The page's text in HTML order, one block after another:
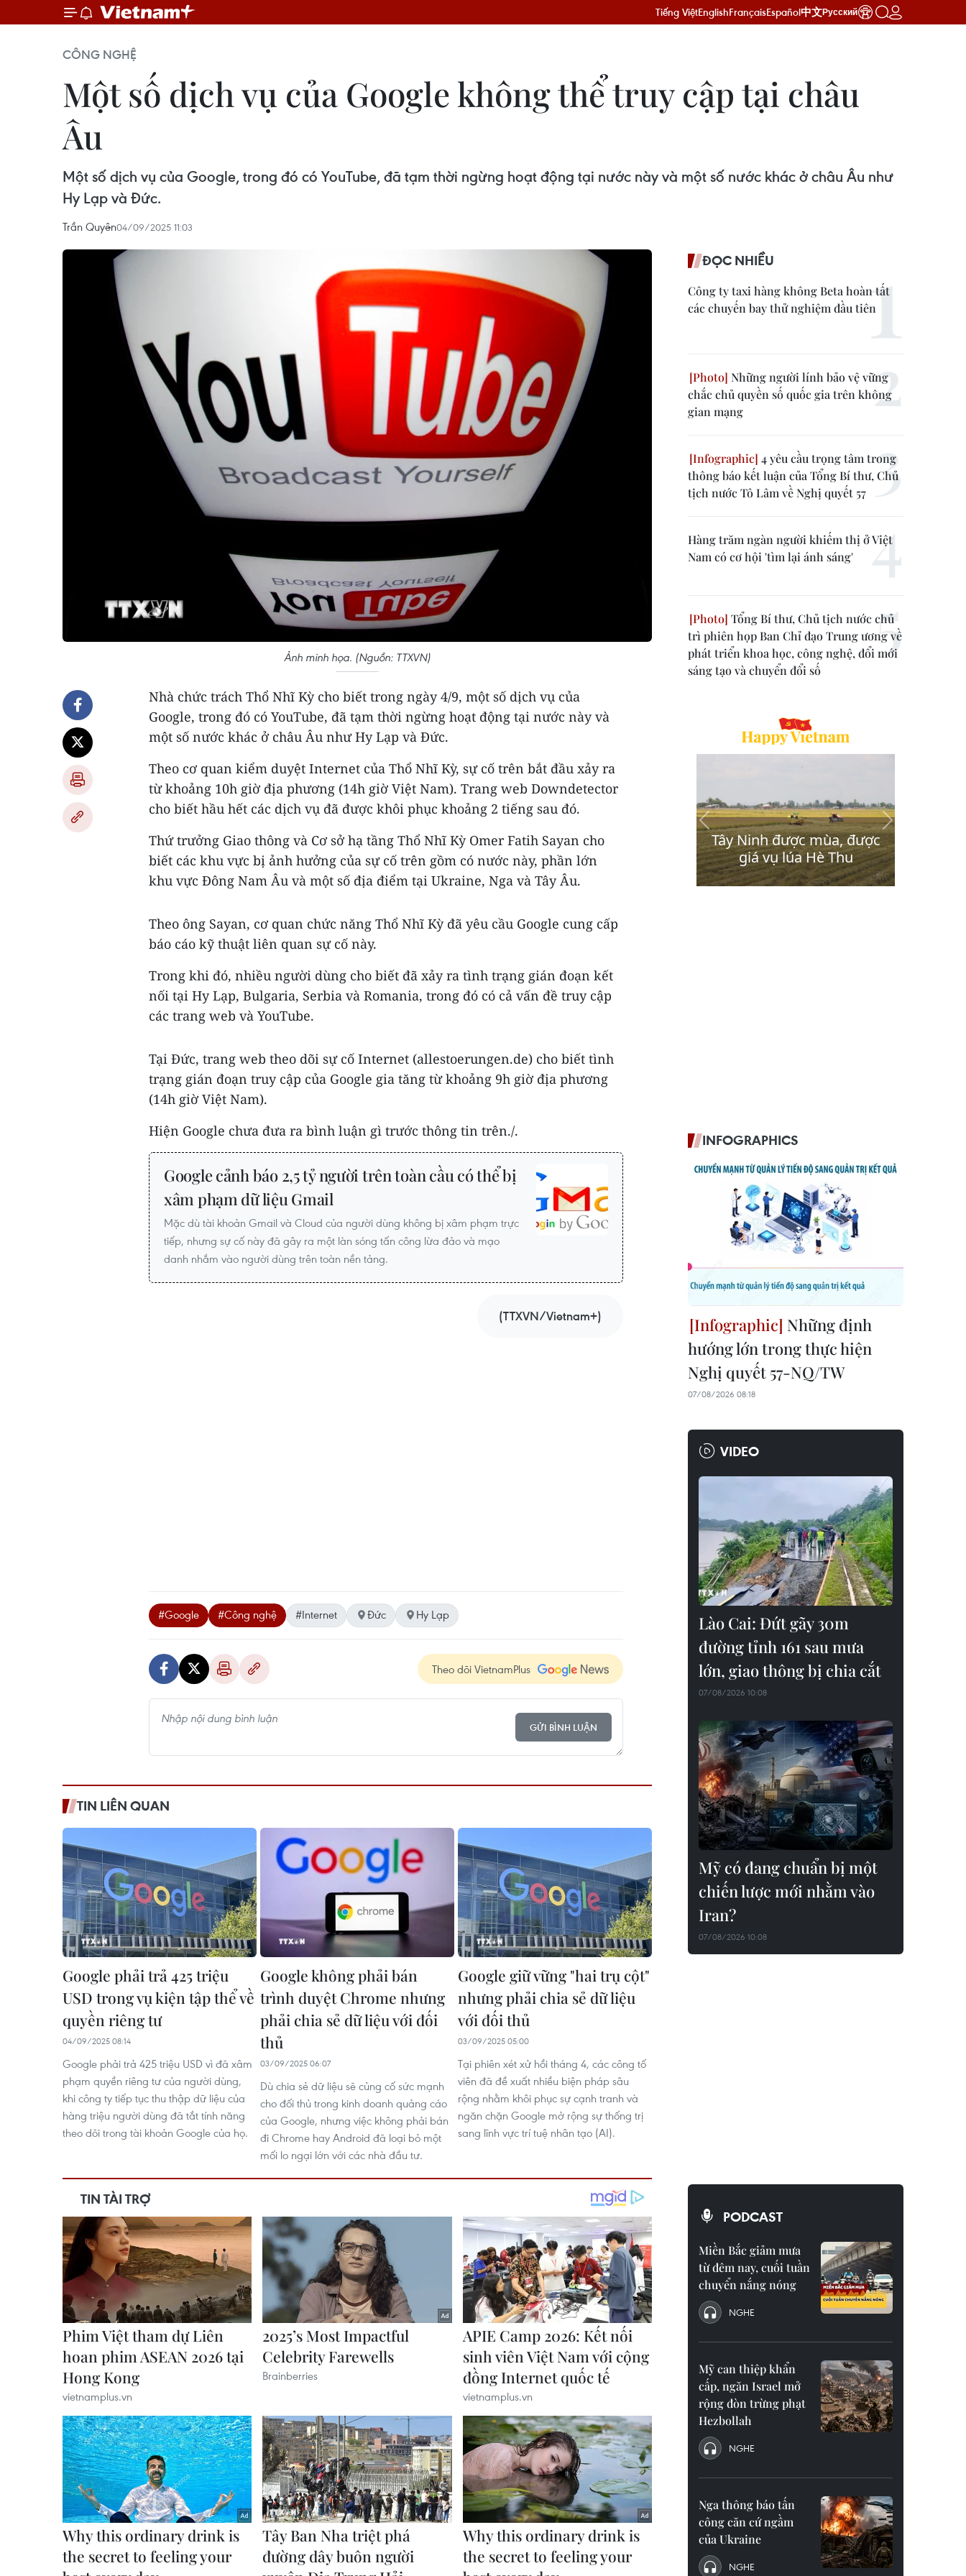
Tiếng ViệtEnglishFrançaisEspañol中文Русский
CÔNG NGHỆ
Một số dịch vụ của Google không thể truy cập tại châu
Âu
Một số dịch vụ của Google, trong đó có YouTube, đã tạm thời ngừng hoạt động tại nước này và một số nước khác ở châu Âu như
Hy Lạp và Đức.
Trần Quyên04/09/2025 11:03
Ảnh minh họa. (Nguồn: TTXVN)
Nhà chức trách Thổ Nhĩ Kỳ cho biết trong ngày 4/9, một số dịch vụ của
Google, trong đó có YouTube, đã tạm thời ngừng hoạt động tại nước này và
một số nước khác ở châu Âu như Hy Lạp và Đức.
Theo cơ quan kiểm duyệt Internet của Thổ Nhĩ Kỳ, sự cố trên bắt đầu xảy ra
từ khoảng 10h giờ địa phương (14h giờ Việt Nam). Trang web Downdetector
cho biết hầu hết các dịch vụ đã được khôi phục khoảng 2 tiếng sau đó.
Thứ trưởng Giao thông và Cơ sở hạ tầng Thổ Nhĩ Kỳ Omer Fatih Sayan cho
biết các khu vực bị ảnh hưởng của sự cố trên gồm có nước này, phần lớn
khu vực Đông Nam Âu và một số địa điểm tại Ukraine, Nga và Tây Âu.
Theo ông Sayan, cơ quan chức năng Thổ Nhĩ Kỳ đã yêu cầu Google cung cấp
báo cáo kỹ thuật liên quan sự cố này.
Trong khi đó, nhiều người dùng cho biết đã xảy ra tình trạng gián đoạn kết
nối tại Hy Lạp, Bulgaria, Serbia và Romania, trong đó có cả vấn đề truy cập
các trang web và YouTube.
Tại Đức, trang web theo dõi sự cố Internet (allestoerungen.de) cho biết tình
trạng gián đoạn truy cập của Google gia tăng từ khoảng 9h giờ địa phương
(14h giờ Việt Nam).
Hiện Google chưa đưa ra bình luận gì trước thông tin trên./.
Google cảnh báo 2,5 tỷ người trên toàn cầu có thể bị
xâm phạm dữ liệu Gmail
Mặc dù tài khoản Gmail và Cloud của người dùng không bị xâm phạm trực
tiếp, nhưng sự cố này đã gây ra một làn sóng tấn công lừa đảo và mạo
danh nhắm vào người dùng trên toàn nền tảng.
(TTXVN/Vietnam+)
#Google #Công nghệ #Internet Đức Hy Lạp
Theo dõi VietnamPlus
GỬI BÌNH LUẬN
TIN LIÊN QUAN
Google phải trả 425 triệu
USD trong vụ kiện tập thể về
quyền riêng tư
04/09/2025 08:14
Google phải trả 425 triệu USD vì đã xâm
phạm quyền riêng tư của người dùng,
khi công ty tiếp tục thu thập dữ liệu của
hàng triệu người dùng đã tắt tính năng
theo dõi trong tài khoản Google của họ.
Google không phải bán
trình duyệt Chrome nhưng
phải chia sẻ dữ liệu với đối
thủ
03/09/2025 06:07
Dù chia sẻ dữ liệu sẽ củng cố sức mạnh
cho đối thủ trong kinh doanh quảng cáo
của Google, nhưng việc không phải bán
đi Chrome hay Android đã loại bỏ một
mối lo ngại lớn với các nhà đầu tư.
Google giữ vững "hai trụ cột"
nhưng phải chia sẻ dữ liệu
với đối thủ
03/09/2025 05:00
Tại phiên xét xử hồi tháng 4, các công tố
viên đã đề xuất nhiều biện pháp sâu
rộng nhằm khôi phục sự cạnh tranh và
ngăn chặn Google mở rộng sự thống trị
sang lĩnh vực trí tuệ nhân tạo (AI).
ĐỌC NHIỀU
Công ty taxi hàng không Beta hoàn tất
các chuyến bay thử nghiệm đầu tiên
Những người lính bảo vệ vững
chắc chủ quyền số quốc gia trên không
gian mạng
4 yêu cầu trọng tâm trong
thông báo kết luận của Tổng Bí thư, Chủ
tịch nước Tô Lâm về Nghị quyết 57
Hàng trăm ngàn người khiếm thị ở Việt
Nam có cơ hội 'tìm lại ánh sáng'
Tổng Bí thư, Chủ tịch nước chủ
trì phiên họp Ban Chỉ đạo Trung ương về
phát triển khoa học, công nghệ, đổi mới
sáng tạo và chuyển đổi số
INFOGRAPHICS
Những định
hướng lớn trong thực hiện
Nghị quyết 57-NQ/TW
07/08/2026 08:18
VIDEO
Lào Cai: Đứt gãy 30m
đường tỉnh 161 sau mưa
lớn, giao thông bị chia cắt
07/08/2026 10:08
Mỹ có đang chuẩn bị một
chiến lược mới nhằm vào
Iran?
07/08/2026 10:08
PODCAST
Miền Bắc giảm mưa
từ đêm nay, cuối tuần
chuyển nắng nóng
NGHE
Mỹ can thiệp khẩn
cấp, ngăn Israel mở
rộng đòn trừng phạt
Hezbollah
NGHE
Nga thông báo tấn
công căn cứ ngầm
của Ukraine
NGHE